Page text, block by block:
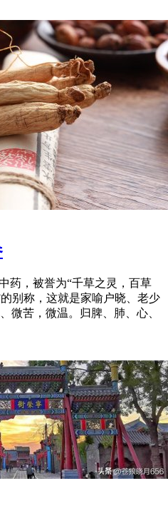
药，被誉为“千草之灵，百草
别称，这就是家喻户晓、老少
微苦，微温。归脾、肺、心、